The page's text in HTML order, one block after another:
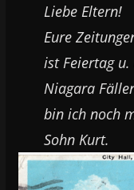
Liebe Eltern!
Eure
ist Feiertag
Niagara
bin ich noch
Sohn Kurt.